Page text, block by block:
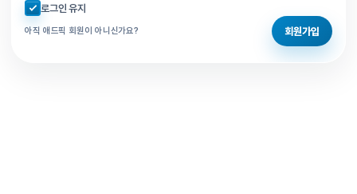
자동로그인 체크
로그인 유지
아직 애드픽 회원이 아니신가요? 회원가입